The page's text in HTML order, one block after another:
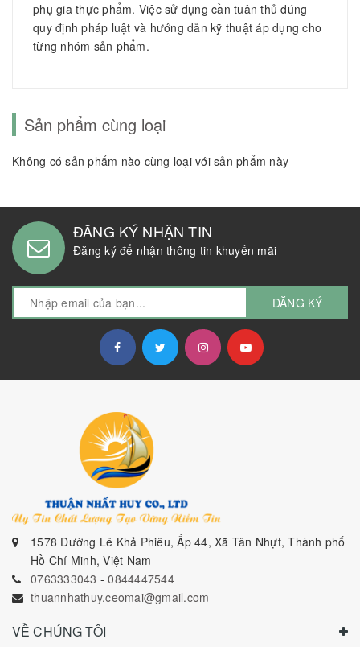
phụ gia thực phẩm. Việc sử dụng cần tuân thủ đúng
quy định pháp luật và hướng dẫn kỹ thuật áp dụng cho
từng nhóm sản phẩm.
Sản phẩm cùng loại
Không có sản phẩm nào cùng loại với sản phẩm này
ĐĂNG KÝ NHẬN TIN
Đăng ký để nhận thông tin khuyến mãi
ĐĂNG KÝ
1578 Đường Lê Khả Phiêu, Ấp 44, Xã Tân Nhựt, Thành phố
Hồ Chí Minh, Việt Nam
0763333043 -0844447544
thuannhathuy.ceomai@gmail.com
VỀ CHÚNG TÔI